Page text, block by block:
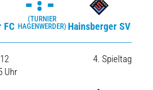
FC
-:-
(TURNIER
HAGENWERDER) Hainsberger SV
Uhr
4. Spieltag